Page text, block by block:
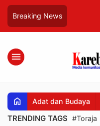
Breaking News
menu
home Adat dan Budaya
TRENDING TAGS #Toraja